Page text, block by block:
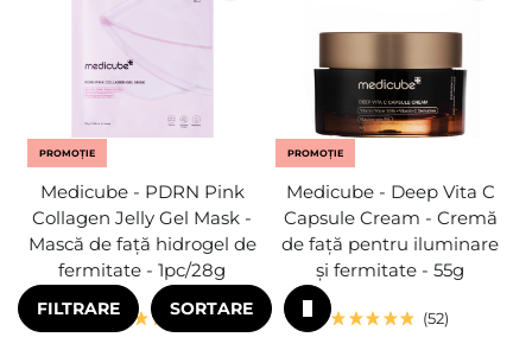
PROMOȚIE
Medicube - PDRN Pink
Collagen Jelly Gel Mask -
Mască de față hidrogel de
fermitate - 1pc/28g
82
PROMOȚIE
Medicube - Deep Vita C
Capsule Cream - Cremă
de față pentru iluminare
și fermitate - 55g
52
FILTRARE SORTARE